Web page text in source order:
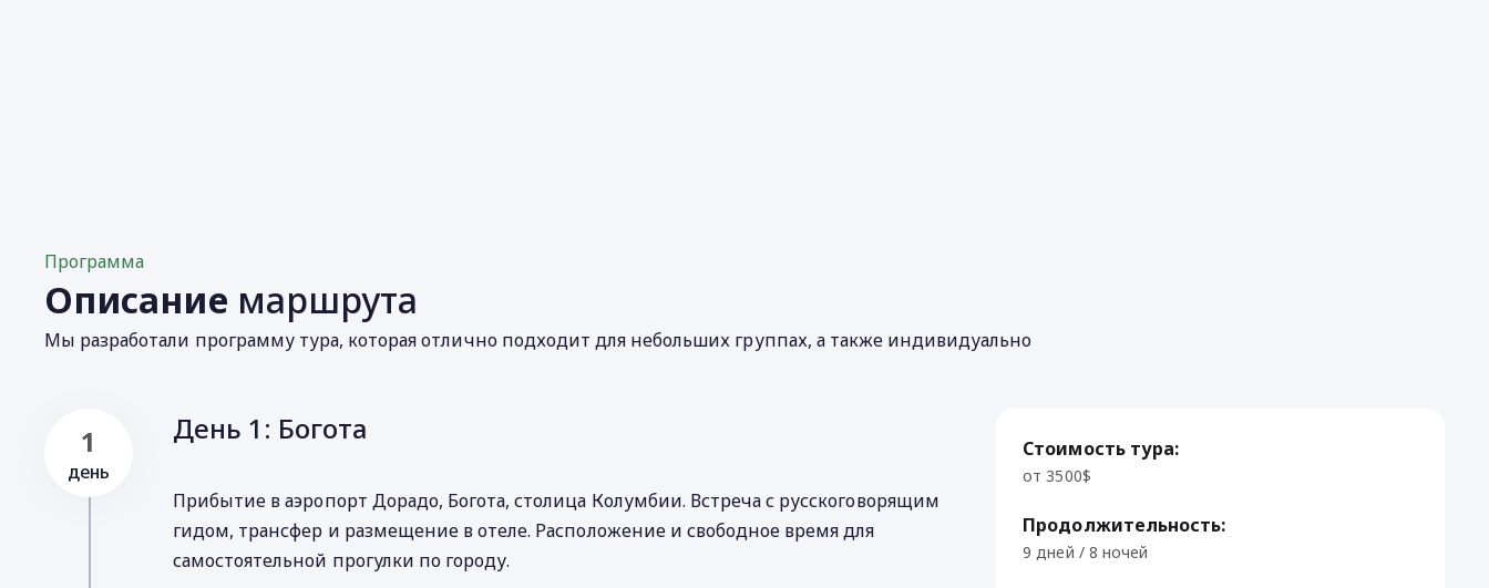
Программа
Описание маршрута
Мы разработали программу тура, которая отлично подходит для небольших группах, а также индивидуально
1
день
День 1: Богота
Прибытие в аэропорт Дорадо, Богота, столица Колумбии. Встреча с русскоговорящим
гидом, трансфер и размещение в отеле. Расположение и свободное время для
самостоятельной прогулки по городу.
Стоимость тура:
от 3500$
Продолжительность:
9 дней / 8 ночей